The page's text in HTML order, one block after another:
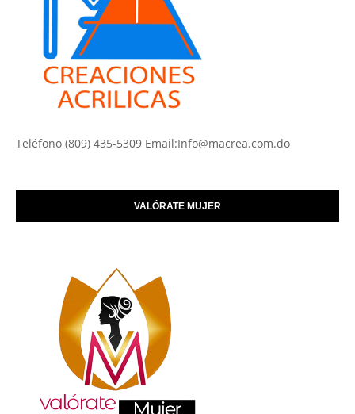
Teléfono (809) 435-5309 Email:Info@macrea.com.do
VALÓRATE MUJER